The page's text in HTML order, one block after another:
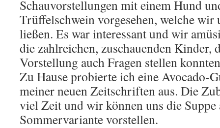
Schauvorstellungen mit einem Hund
Trüffelschwein vorgesehen, welche wir
ließen. Es war interessant und wir
die zahlreichen, zuschauenden Kinder,
Vorstellung auch Fragen stellen
Zu Hause probierte ich eine Avocado-
meiner neuen Zeitschriften aus. Die
viel Zeit und wir können uns die
Sommervariante vorstellen.